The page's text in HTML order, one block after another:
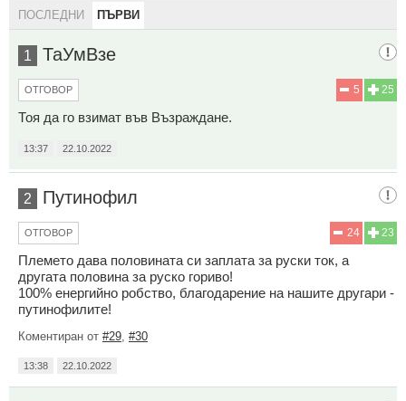
ПОСЛЕДНИ ПЪРВИ
1 ТаУмВзе
25
5
ОТГОВОР
Тоя да го взимат във Възраждане.
13:37 22.10.2022
2 Путинофил
23
24
ОТГОВОР
Племето дава половината си заплата за руски ток, а
другата половина за руско гориво!
100% енергийно робство, благодарение на нашите другари -
путинофилите!
Коментиран от #29, #30
13:38 22.10.2022